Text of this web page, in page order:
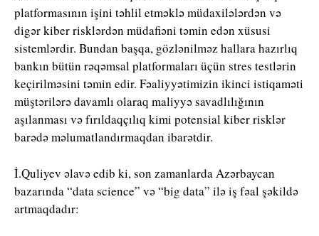
platformasının işini təhlil etməklə müdaxilələrdən və
digər kiber risklərdən müdafiəni təmin edən xüsusi
sistemlərdir. Bundan başqa, gözlənilməz hallara hazırlıq
bankın bütün rəqəmsal platformaları üçün stres testlərin
keçirilməsini təmin edir. Fəaliyyətimizin ikinci istiqaməti
müştərilərə davamlı olaraq maliyyə savadlılığının
aşılanması və fırıldaqçılıq kimi potensial kiber risklər
barədə məlumatlandırmaqdan ibarətdir.
İ.Quliyev əlavə edib ki, son zamanlarda Azərbaycan
bazarında “data science” və “big data” ilə iş fəal şəkildə
artmaqdadır: